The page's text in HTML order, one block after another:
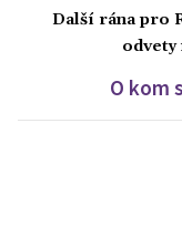
Další rána pro
odvety
O kom